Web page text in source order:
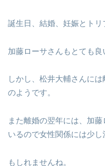
誕生日、結婚、妊娠とトリ
加藤ローサさんもとても良
しかし、松井大輔さんに
のようです。
また離婚の翌年には、加
いるので女性関係には少
もしれませんね。